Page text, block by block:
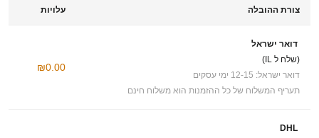
צורת ההובלה עלויות
דואר ישראל
(שלח ל IL)
דואר ישראל: 12-15 ימי עסקים
תעריף המשלוח של כל ההזמנות הוא משלוח חינם
₪0.00
DHL